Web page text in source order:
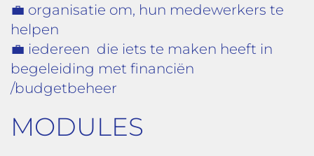
💼 organisatie om, hun medewerkers te
helpen
💼 iedereen die iets te maken heeft in
begeleiding met financiën
/budgetbeheer
MODULES